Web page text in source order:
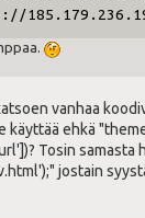
vanhaa
käyttää ehkä
Tosin
jostain